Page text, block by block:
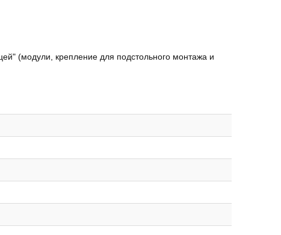
(модули, крепление для подстольного монтажа и